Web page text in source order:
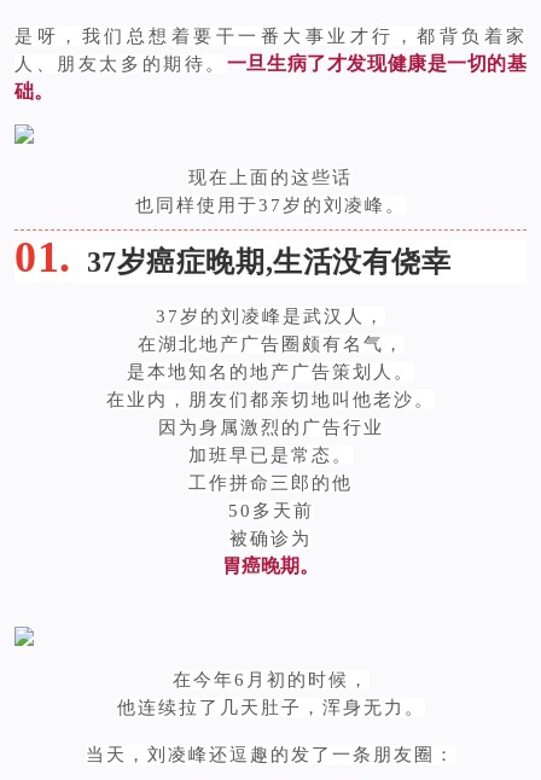
是呀，我们总想着要干一番大事业才行，都背负着家
人、朋友太多的期待。 一旦生病了才发现健康是一切的基
础。
现在上面的这些话
也同样使用于37岁的刘凌峰。
01. 37岁癌症晚期,生活没有侥幸
37岁的刘凌峰是武汉人，
在湖北地产广告圈颇有名气，
是本地知名的地产广告策划人。
在业内，朋友们都亲切地叫他老沙。
因为身属激烈的广告行业
加班早已是常态。
工作拼命三郎的他
50多天前
被确诊为
胃癌晚期。
在今年6月初的时候，
他连续拉了几天肚子，浑身无力。
当天，刘凌峰还逗趣的发了一条朋友圈：